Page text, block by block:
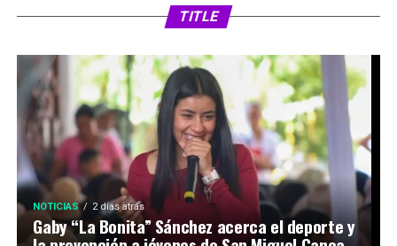
TITLE
selecciones
NOTICIAS 2 días atrás
Gaby “La Bonita” Sánchez acerca el deporte y